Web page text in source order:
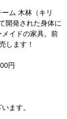
ム 木林（キリ
開発された身体に
イドの家具。前
します！
円
ます。